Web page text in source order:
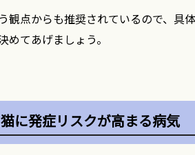
観点からも推奨されているので、具
てあげましょう。
に発症リスクが高まる病気